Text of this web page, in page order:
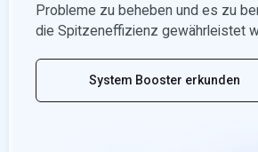
Probleme zu beheben und es zu
die Spitzeneffizienz gewährleistet
System Booster erkunden